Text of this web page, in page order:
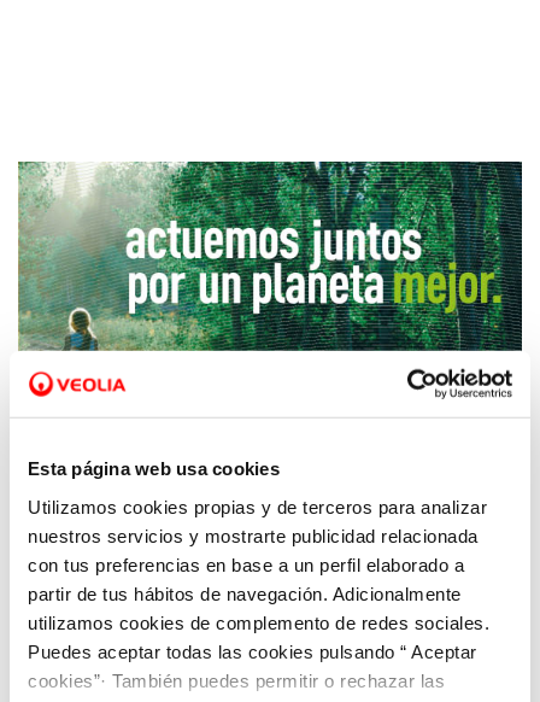
Esta página web usa cookies
Utilizamos cookies propias y de terceros para analizar
nuestros servicios y mostrarte publicidad relacionada
con tus preferencias en base a un perfil elaborado a
partir de tus hábitos de navegación. Adicionalmente
utilizamos cookies de complemento de redes sociales.
Puedes aceptar todas las cookies pulsando “ Aceptar
cookies”· También puedes permitir o rechazar las
04 JUN 2019
Aquona celebra el Día Mundial del Medio
Ambiente